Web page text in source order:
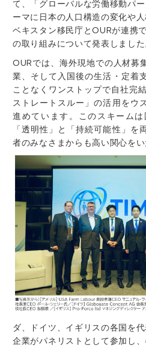
て、「グローバルな労働移動パ
ーマに日本の人口構造の変化や
ベキスタン移民庁とOURが連携
の取り組みについて発表しました
OURでは、海外現地での人材募
業、そして入国後の生活・定着
ことなくワンストップで自社完
ストレートスルー」の活用をウ
進めています。このスキーム
「透明性」と「持続可能性」を
者のみなさまからも高い関心をい
ダ、ドイツ、イギリスの各国を
企業がパネリストとして参加し